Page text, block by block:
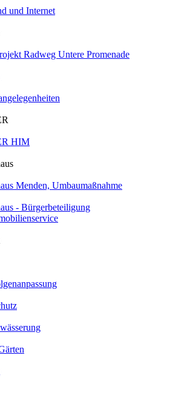
und Internet
Radweg Untere Promenade
HIM
Menden, Umbaumaßnahme
- Bürgerbeteiligung